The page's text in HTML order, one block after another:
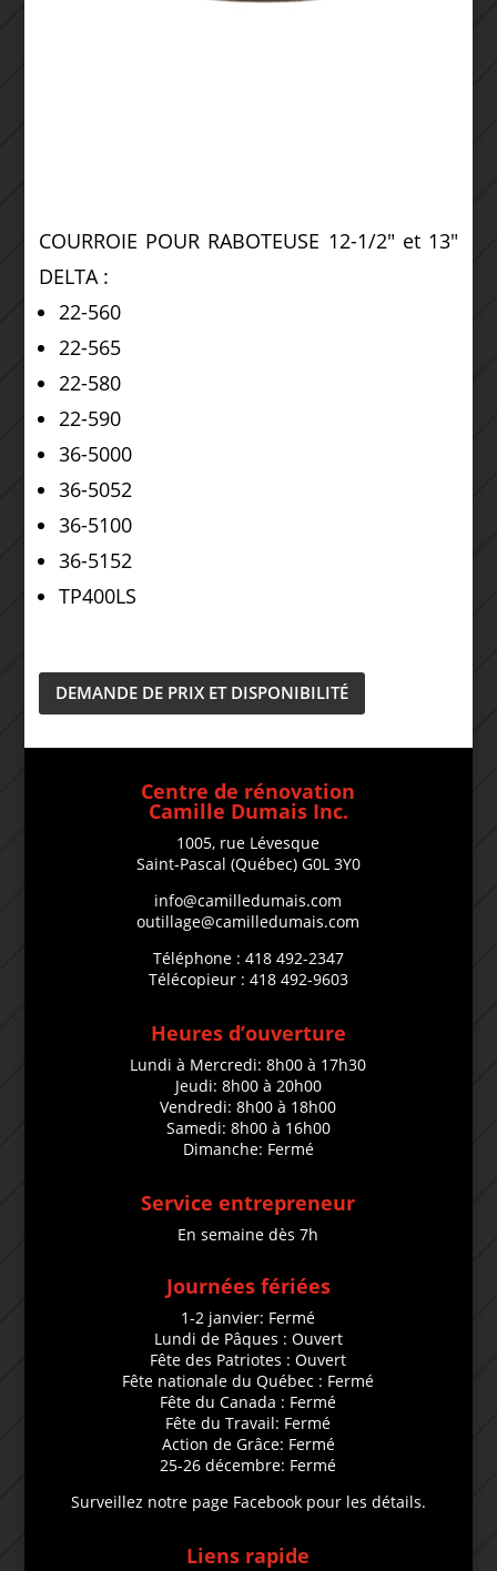
COURROIE POUR RABOTEUSE 12-1/2″ et 13″
DELTA :
22-560
22-565
22-580
22-590
36-5000
36-5052
36-5100
36-5152
TP400LS
DEMANDE DE PRIX ET DISPONIBILITÉ
Centre de rénovation
Camille Dumais Inc.
1005, rue Lévesque
Saint-Pascal (Québec) G0L 3Y0
info@camilledumais.com
outillage@camilledumais.com
Téléphone : 418 492-2347
Télécopieur : 418 492-9603
Heures d’ouverture
Lundi à Mercredi: 8h00 à 17h30
Jeudi: 8h00 à 20h00
Vendredi: 8h00 à 18h00
Samedi: 8h00 à 16h00
Dimanche: Fermé
Service entrepreneur
En semaine dès 7h
Journées fériées
1-2 janvier: Fermé
Lundi de Pâques : Ouvert
Fête des Patriotes : Ouvert
Fête nationale du Québec : Fermé
Fête du Canada : Fermé
Fête du Travail: Fermé
Action de Grâce: Fermé
25-26 décembre: Fermé
Surveillez notre page Facebook pour les détails.
Liens rapide